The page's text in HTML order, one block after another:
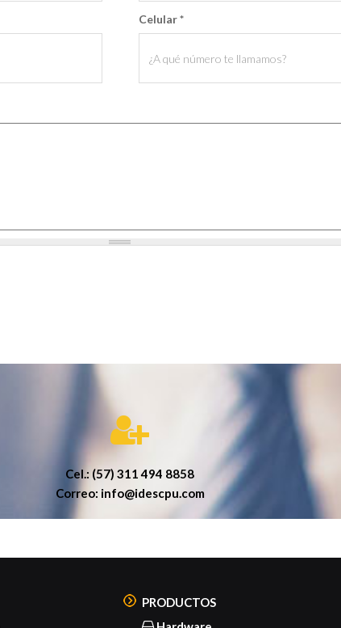
Celular*
Cel.: (57) 311 494 8858
Correo: info@idescpu.com
PRODUCTOS